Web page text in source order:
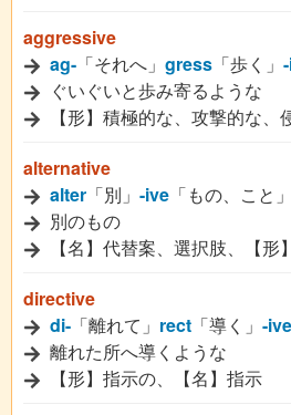
aggressive
ag- 「それへ」 gress 「歩く」
ぐいぐいと歩み寄るような
【形】積極的な、攻撃的な
alternative
alter 「別」 -ive 「もの、こと」
別のもの
【名】代替案、選択肢、【形
directive
di- 「離れて」 rect 「導く」 -ive
離れた所へ導くような
【形】指示の、【名】指示